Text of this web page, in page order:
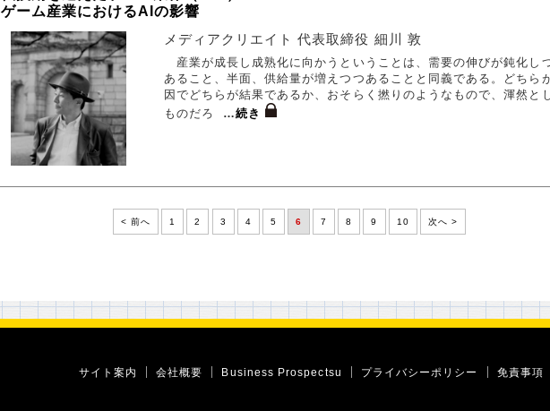
ゲーム産業におけるAIの影響
メディアクリエイト 代表取締役 細川 敦
産業が成長し成熟化に向かうということは、需要の伸びが鈍化し
あること、半面、供給量が増えつつあることと同義である。どちら
因でどちらが結果であるか、おそらく撚りのようなもので、渾然と
ものだろ
…続き
< 前へ 1 2 3 4 5 6 7 8 9 10 次へ >
サイト案内 会社概要 Business Prospectsu プライバシーポリシー 免責事項